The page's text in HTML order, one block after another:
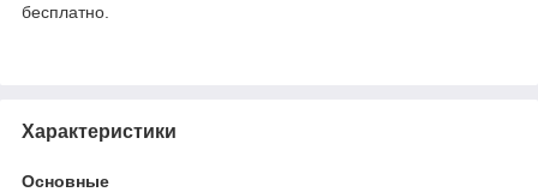
бесплатно.
Характеристики
Основные